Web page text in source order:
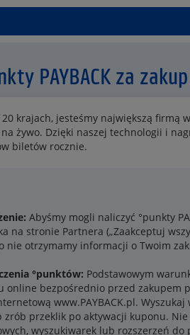
PAYBACK za